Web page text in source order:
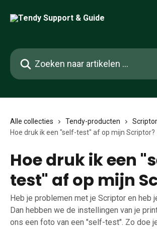
Zoeken naar artikelen ...
Alle collecties Tendy-producten
Scriptor
Hoe druk ik een "self-test" af op mijn Scriptor?
Hoe druk ik een
test" af op mijn
Heb je problemen met je Scriptor en heb
Dan hebben we de instellingen van je
ons een foto van een "self-test". Zo doe